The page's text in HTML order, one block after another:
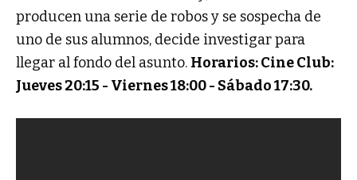
producen una serie de robos y se sospecha de
uno de sus alumnos, decide investigar para
llegar al fondo del asunto. Horarios: Cine Club:
Jueves 20:15 - Viernes 18:00 - Sábado 17:30.